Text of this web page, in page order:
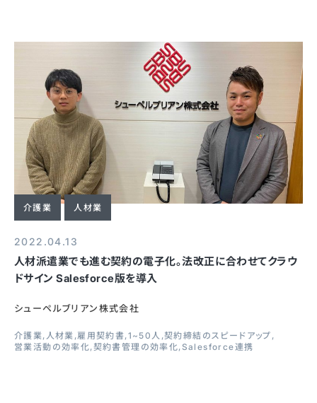
介護業 人材業
2022.04.13
人材派遣業でも進む契約の電子化。法改正に合わせてクラウ
ドサイン Salesforce版を導入
シューペルブリアン株式会社
介護業 人材業 雇用契約書 1~50人 契約締結のスピードアップ
営業活動の効率化 契約書管理の効率化 Salesforce連携